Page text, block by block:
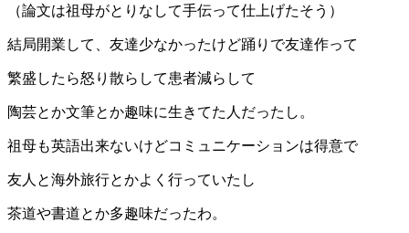
（論文は祖母がとりなして手伝って仕上げたそう）
結局開業して、友達少なかったけど踊りで友達作って
繁盛したら怒り散らして患者減らして
陶芸とか文筆とか趣味に生きてた人だったし。
祖母も英語出来ないけどコミュニケーションは得意で
友人と海外旅行とかよく行っていたし
茶道や書道とか多趣味だったわ。